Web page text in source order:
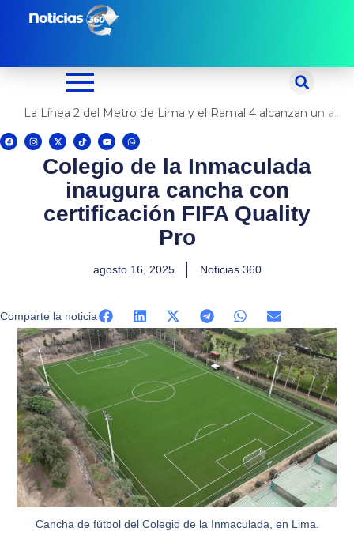
La Línea 2 del Metro de Lima y el Ramal 4 alcanzan un avance del 80%
F
a
c
I
n
s
X
-
t
w
i
T
i
k
t
o
Y
o
u
t
e
W
h
a
t
s
p
p
Colegio de la Inmaculada
inaugura cancha con
certificación FIFA Quality
Pro
agosto 16, 2025 Noticias 360
Comparte la noticia
Cancha de fútbol del Colegio de la Inmaculada, en Lima.